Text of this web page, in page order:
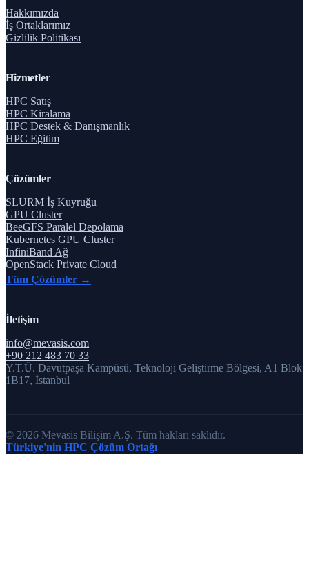
Hakkımızda
İş Ortaklarımız
Gizlilik Politikası
Hizmetler
HPC Satış
HPC Kiralama
HPC Destek & Danışmanlık
HPC Eğitim
Çözümler
SLURM İş Kuyruğu
GPU Cluster
BeeGFS Paralel Depolama
Kubernetes GPU Cluster
InfiniBand Ağ
OpenStack Private Cloud
Tüm Çözümler →
İletişim
info@mevasis.com
+90 212 483 70 33
Y.T.Ü. Davutpaşa Kampüsü, Teknoloji Geliştirme Bölgesi, A1 Blok
1B17, İstanbul
© 2026 Mevasis Bilişim A.Ş. Tüm hakları saklıdır.
Türkiye'nin HPC Çözüm Ortağı